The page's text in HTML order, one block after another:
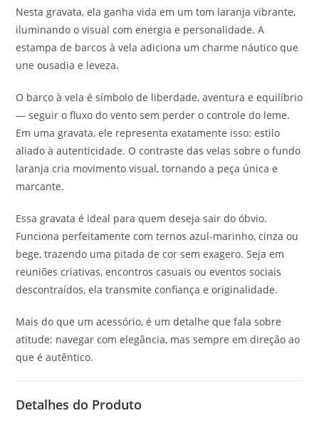
Nesta gravata, ela ganha vida em um tom laranja vibrante,
iluminando o visual com energia e personalidade. A
estampa de barcos à vela adiciona um charme náutico que
une ousadia e leveza.
O barco à vela é símbolo de liberdade, aventura e equilíbrio
— seguir o fluxo do vento sem perder o controle do leme.
Em uma gravata, ele representa exatamente isso: estilo
aliado à autenticidade. O contraste das velas sobre o fundo
laranja cria movimento visual, tornando a peça única e
marcante.
Essa gravata é ideal para quem deseja sair do óbvio.
Funciona perfeitamente com ternos azul-marinho, cinza ou
bege, trazendo uma pitada de cor sem exagero. Seja em
reuniões criativas, encontros casuais ou eventos sociais
descontraídos, ela transmite confiança e originalidade.
Mais do que um acessório, é um detalhe que fala sobre
atitude: navegar com elegância, mas sempre em direção ao
que é autêntico.
Detalhes do Produto